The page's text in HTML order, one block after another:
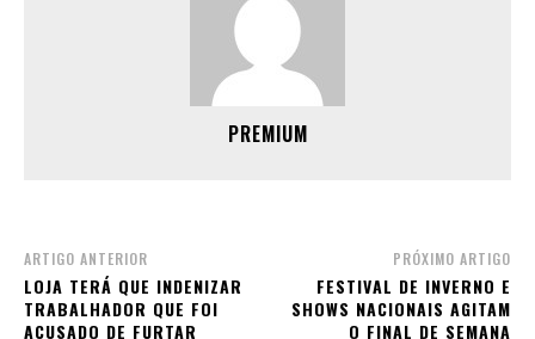
PREMIUM
ARTIGO ANTERIOR
LOJA TERÁ QUE INDENIZAR
TRABALHADOR QUE FOI
ACUSADO DE FURTAR
PRÓXIMO ARTIGO
FESTIVAL DE INVERNO E
SHOWS NACIONAIS AGITAM
O FINAL DE SEMANA